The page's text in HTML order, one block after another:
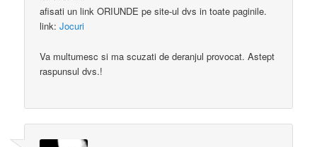
afisati un link ORIUNDE pe site-ul dvs in toate paginile.
link:Jocuri
Va multumesc si ma scuzati de deranjul provocat. Astept
raspunsul dvs.!